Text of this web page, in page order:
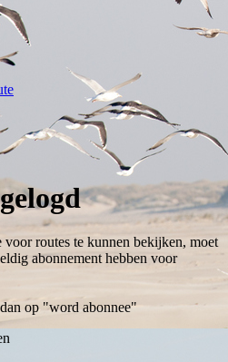
routes te kunnen bekijken, moet
abonnement hebben voor
op "word abonnee"